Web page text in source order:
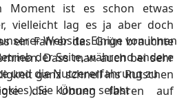
Moment ist es schon etwas
vielleicht lag es ja aber doch
ein Fahrer das Grün brauchte
Dass man auch bei sehr
ganz schnell ins Rutschen
die Übung fahren auf
Website. Einige von ihnen
der Seite, während andere
und die Nutzererfahrung zu
Sie können selbst